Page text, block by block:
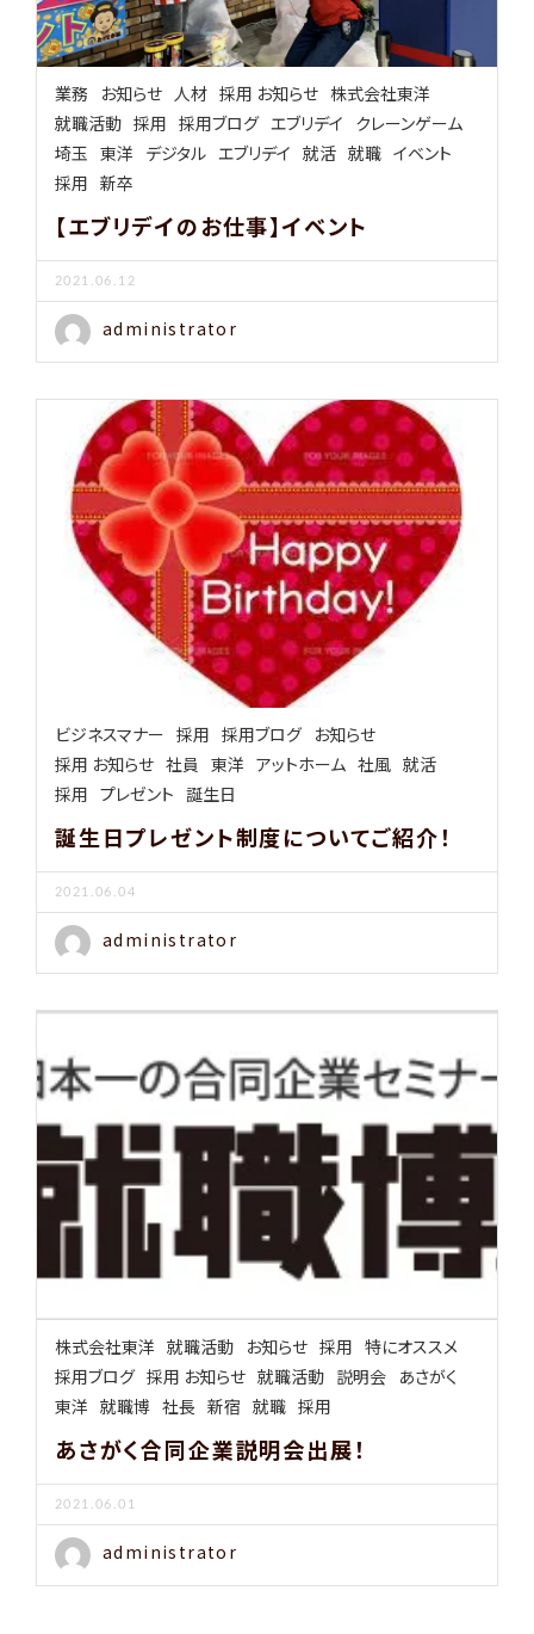
業務 お知らせ 人材 採用 お知らせ 株式会社東洋
就職活動 採用 採用ブログ エブリデイ クレーンゲーム
埼玉 東洋 デジタル エブリデイ 就活 就職 イベント
採用 新卒
【エブリデイのお仕事】イベント
2021.06.12
administrator
ビジネスマナー 採用 採用ブログ お知らせ
採用 お知らせ 社員 東洋 アットホーム 社風 就活
採用 プレゼント 誕生日
誕生日プレゼント制度についてご紹介！
2021.06.04
administrator
株式会社東洋 就職活動 お知らせ 採用 特にオススメ
採用ブログ 採用 お知らせ 就職活動 説明会 あさがく
東洋 就職博 社長 新宿 就職 採用
あさがく合同企業説明会出展！
2021.06.01
administrator